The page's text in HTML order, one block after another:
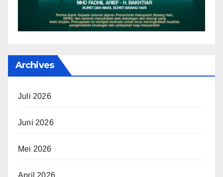
Archives
Juli 2026
Juni 2026
Mei 2026
April 2026